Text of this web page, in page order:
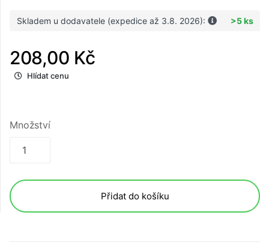
Skladem u dodavatele (expedice až 3.8. 2026): >5 ks
208,00 Kč
Hlídat cenu
Množství
Přidat do košíku